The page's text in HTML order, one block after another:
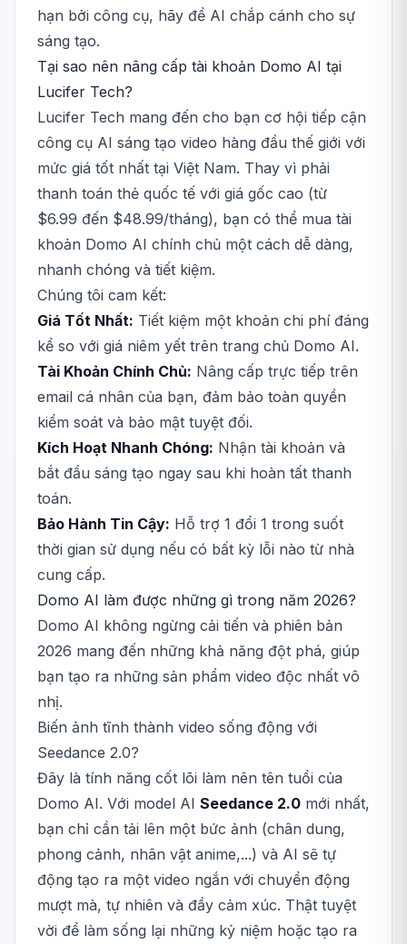
hạn bởi công cụ, hãy để AI chắp cánh cho sự
sáng tạo.
Tại sao nên nâng cấp tài khoản Domo AI tại
Lucifer Tech?
Lucifer Tech mang đến cho bạn cơ hội tiếp cận
công cụ AI sáng tạo video hàng đầu thế giới với
mức giá tốt nhất tại Việt Nam. Thay vì phải
thanh toán thẻ quốc tế với giá gốc cao (từ
$6.99 đến $48.99/tháng), bạn có thể mua tài
khoản Domo AI chính chủ một cách dễ dàng,
nhanh chóng và tiết kiệm.
Chúng tôi cam kết:
Giá Tốt Nhất: Tiết kiệm một khoản chi phí đáng
kể so với giá niêm yết trên trang chủ Domo AI.
Tài Khoản Chính Chủ: Nâng cấp trực tiếp trên
email cá nhân của bạn, đảm bảo toàn quyền
kiểm soát và bảo mật tuyệt đối.
Kích Hoạt Nhanh Chóng: Nhận tài khoản và
bắt đầu sáng tạo ngay sau khi hoàn tất thanh
toán.
Bảo Hành Tin Cậy: Hỗ trợ 1 đổi 1 trong suốt
thời gian sử dụng nếu có bất kỳ lỗi nào từ nhà
cung cấp.
Domo AI làm được những gì trong năm 2026?
Domo AI không ngừng cải tiến và phiên bản
2026 mang đến những khả năng đột phá, giúp
bạn tạo ra những sản phẩm video độc nhất vô
nhị.
Biến ảnh tĩnh thành video sống động với
Seedance 2.0?
Đây là tính năng cốt lõi làm nên tên tuổi của
Domo AI. Với model AI Seedance 2.0 mới nhất,
bạn chỉ cần tải lên một bức ảnh (chân dung,
phong cảnh, nhân vật anime,...) và AI sẽ tự
động tạo ra một video ngắn với chuyển động
mượt mà, tự nhiên và đầy cảm xúc. Thật tuyệt
vời để làm sống lại những kỷ niệm hoặc tạo ra